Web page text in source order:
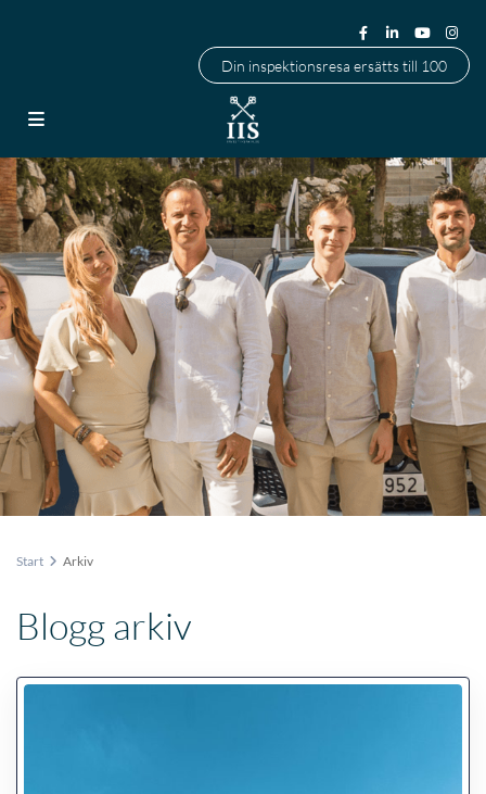
Din inspektionsresa ersätts till 100
Start Arkiv
Blogg arkiv